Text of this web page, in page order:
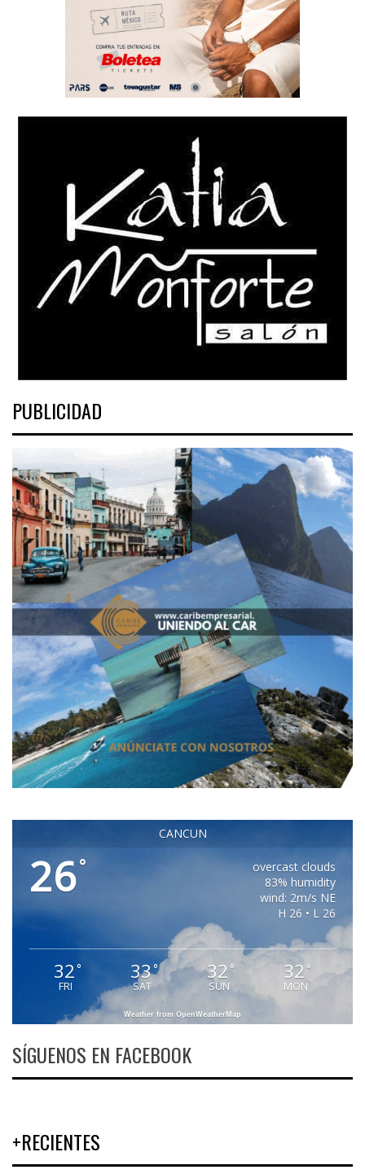
PUBLICIDAD
CANCUN
26°
overcast clouds
83% humidity
wind: 2m/s NE
H 26 • L 26
32°
FRI
33°
SAT
32 °
SUN
32 °
MON
Weather from OpenWeatherMap
SÍGUENOS EN FACEBOOK
+RECIENTES